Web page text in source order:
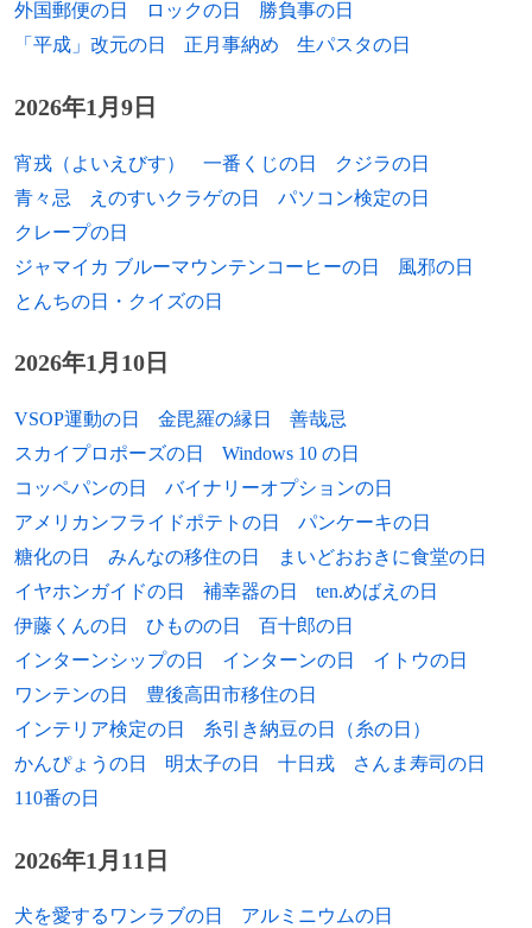
年）
（+ 2007年）
1922年 柳瀬睦男、物理学者（+ 2008年）
1923年 マルクス・ヴォルフ、ドイツ民主共和国国
（+ 2006年）
1923年 江夏美好、作家（+ 1982年）
1923年
ジーン・ステイプルトン、女優（+ 2013
1924年 森幹太、俳優（+ 2000年）
1925年
日沼頼夫、医学者、塩野義製薬副社長（+
2015年）[出典]
1926年 山口瞳、作家、エッセイスト（+1995年）
1926年 巖本真理、ヴァイオリニスト（+ 1979年）
1929年
須賀敦子、イタリア文学者、随筆家
（+1998年）
1927年 正森成二、政治家（+ 2006年）
年）
1961年）
2012年
サラ・バーク、女子スノーボーダー（*
2013年 スタン・ミュージアル、プロ野球選手（*
2013年 アール・ウィーバー、元メジャーリーグ監
督（* 1930年）
2013年
大鵬幸喜、元大相撲力士、第48代横綱（*
2014年
2015年 矢吹健、歌手（* 1945年）
2016年
小出保太郎、世界最高齢の男性（* 1903
年）
2016年
エットーレ・スコラ、映画監督（* 1931
年）
2020年 重光武雄、実業家（* 1922年）
2020年 奈良原一高、写真家（* 1931年）
2020年
2021年 伊藤英成、政治家（* 1941年）
2021年 鈴木重靖、経済学者（* 1925年）
外国郵便の日
ロックの日
勝負事の日
「平成」改元の日
正月事納め 生パスタの日
2026年1月9日
宵戎（よいえびす） 一番くじの日
クジラの日
青々忌
えのすいクラゲの日
パソコン検定の日
クレープの日
ジャマイカ ブルーマウンテンコーヒーの日
風邪の日
とんちの日・クイズの日
2026年1月10日
VSOP運動の日 金毘羅の縁日
善哉忌
スカイプロポーズの日
Windows 10 の日
コッペパンの日
バイナリーオプションの日
アメリカンフライドポテトの日
パンケーキの日
糖化の日
みんなの移住の日
まいどおおきに食堂の日
イヤホンガイドの日
補幸器の日
ten.めばえの日
伊藤くんの日
ひものの日
百十郎の日
インターンシップの日
インターンの日
イトウの日
ワンテンの日
豊後高田市移住の日
インテリア検定の日
糸引き納豆の日（糸の日）
かんぴょうの日
明太子の日 十日戎
さんま寿司の日
110番の日
2026年1月11日
犬を愛するワンラブの日
アルミニウムの日